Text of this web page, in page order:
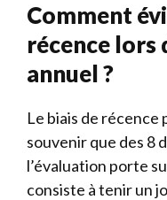
Comment
récence lors
annuel ?
Le biais de récence
souvenir que des 8
l’évaluation porte
consiste à tenir un